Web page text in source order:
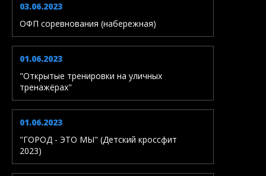
03.06.2023
ОФП соревнования (набережная)
01.06.2023
"Открытые тренировки на уличных
тренажёрах"
01.06.2023
"ГОРОД - ЭТО МЫ" (Детский кроссфит
2023)